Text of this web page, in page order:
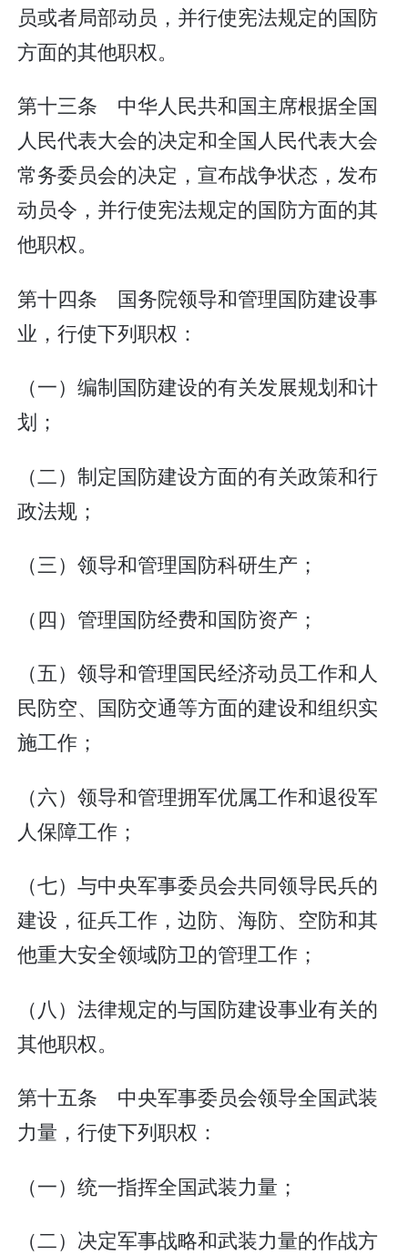
员或者局部动员，并行使宪法规定的国防
方面的其他职权。
第十三条 中华人民共和国主席根据全国
人民代表大会的决定和全国人民代表大会
常务委员会的决定，宣布战争状态，发布
动员令，并行使宪法规定的国防方面的其
他职权。
第十四条 国务院领导和管理国防建设事
业，行使下列职权：
（一）编制国防建设的有关发展规划和计
划；
（二）制定国防建设方面的有关政策和行
政法规；
（三）领导和管理国防科研生产；
（四）管理国防经费和国防资产；
（五）领导和管理国民经济动员工作和人
民防空、国防交通等方面的建设和组织实
施工作；
（六）领导和管理拥军优属工作和退役军
人保障工作；
（七）与中央军事委员会共同领导民兵的
建设，征兵工作，边防、海防、空防和其
他重大安全领域防卫的管理工作；
（八）法律规定的与国防建设事业有关的
其他职权。
第十五条 中央军事委员会领导全国武装
力量，行使下列职权：
（一）统一指挥全国武装力量；
（二）决定军事战略和武装力量的作战方